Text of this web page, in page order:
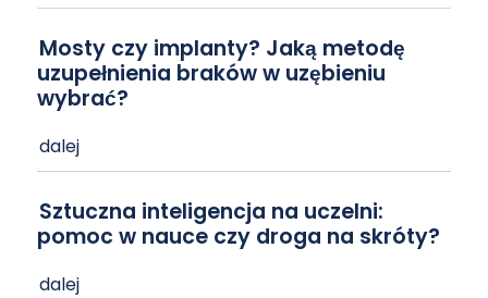
Mosty czy implanty? Jaką metodę
uzupełnienia braków w uzębieniu
wybrać?
dalej
Sztuczna inteligencja na uczelni:
pomoc w nauce czy droga na skróty?
dalej